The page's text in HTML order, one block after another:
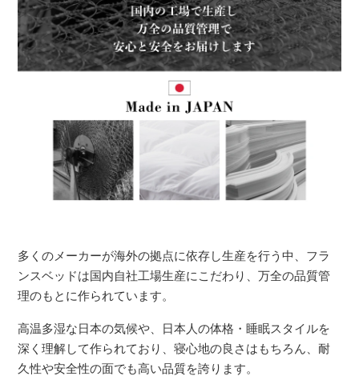
多くのメーカーが海外の拠点に依存し生産を行う中、フラ
ンスベッドは国内自社工場生産にこだわり、万全の品質管
理のもとに作られています。
高温多湿な日本の気候や、日本人の体格・睡眠スタイルを
深く理解して作られており、寝心地の良さはもちろん、耐
久性や安全性の面でも高い品質を誇ります。